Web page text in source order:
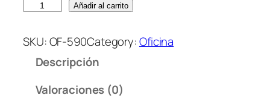
n
t
Añadir al carrito
SKU:OF-590Category:Oficina
Descripción
Valoraciones (0)